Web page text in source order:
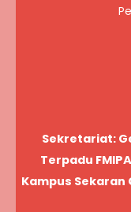
Sekretariat:
Terpadu
Kampus Sekaran